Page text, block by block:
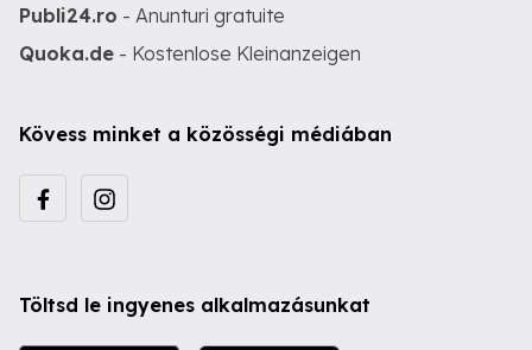
Publi24.ro - Anunturi gratuite
Quoka.de - Kostenlose Kleinanzeigen
Kövess minket a közösségi médiában
Töltsd le ingyenes alkalmazásunkat